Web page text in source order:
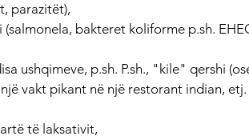
parazitët),
bakteret koliforme p.sh.
ushqimeve, p.sh. P.sh., "kile" qershi
vakt pikant në një restorant indian, etj.
të laksativit,